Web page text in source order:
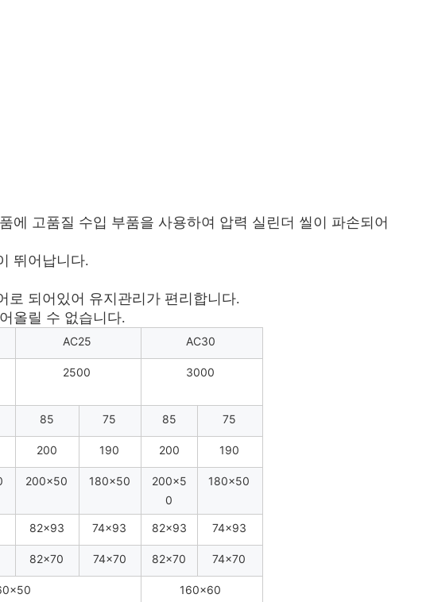
에 고품질 수입 부품을 사용하여 압력 실린더 씰이 파손되어
뛰어납니다.
로 되어있어 유지관리가 편리합니다.
올릴 수 없습니다.
AC25 AC30
2500 3000
85 75 85 75
200 190 200 190
200×50 180×50
200×5
0
180×50
82×93 74×93 82×93 74×93
82×70 74×70 82×70 74×70
160×60